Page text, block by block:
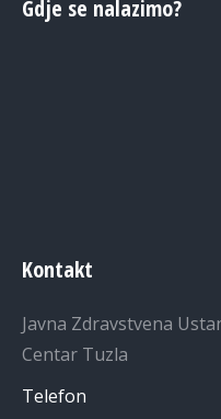
Gdje se nalazimo?
Kontakt
Javna Zdravstvena
Centar Tuzla
Telefon